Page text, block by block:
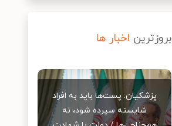
بروزترین اخبار ها
پزشکیان: پست‌ها باید به افراد
شایسته سپرده شود، نه